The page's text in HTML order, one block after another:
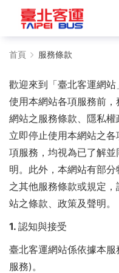
服
務
條
款
-
臺
北
客
運
首頁 服務條款
歡迎來到「臺北客運網
使用本網站各項服務前
網站之服務條款、隱私
立即停止使用本網站之
項服務，均視為已了解
明。此外，本網站有部
之其他服務條款或規定
站之條款、政策及聲明。
1. 認知與接受
臺北客運網站係依據本服
服務)。